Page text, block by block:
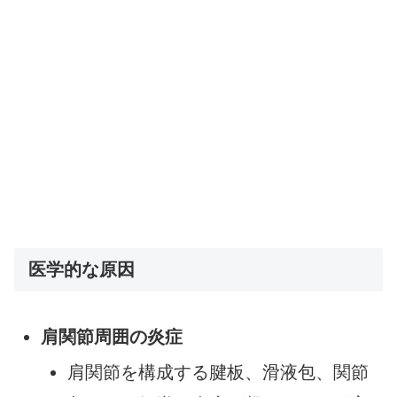
医学的な原因
肩関節周囲の炎症
肩関節を構成する腱板、滑液包、関節